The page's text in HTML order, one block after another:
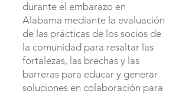
durante el embarazo en
Alabama mediante la evaluación
de las prácticas de los socios de
la comunidad para resaltar las
fortalezas, las brechas y las
barreras para educar y generar
soluciones en colaboración para